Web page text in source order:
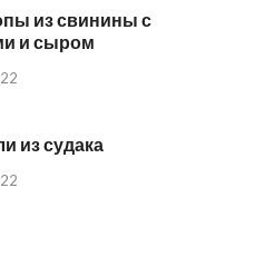
из свинины с
и сыром
из судака